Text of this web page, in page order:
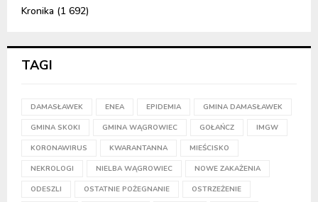
Kronika (1 692)
TAGI
DAMASŁAWEK ENEA EPIDEMIA GMINA DAMASŁAWEK
GMINA SKOKI GMINA WĄGROWIEC GOŁAŃCZ IMGW
KORONAWIRUS KWARANTANNA MIEŚCISKO
NEKROLOGI NIELBA WĄGROWIEC NOWE ZAKAŻENIA
ODESZLI OSTATNIE POŻEGNANIE OSTRZEŻENIE